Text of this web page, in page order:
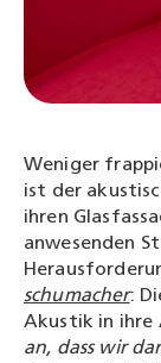
Weniger
ist der
ihren
anwesenden
schumacher:
Akustik in ihre
an, dass wir